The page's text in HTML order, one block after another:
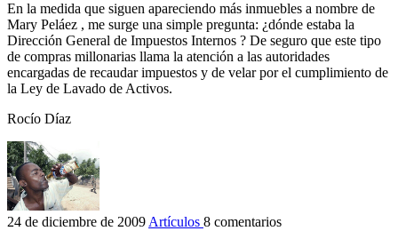
En la medida que siguen apareciendo más inmuebles a nombre de
Mary Peláez , me surge una simple pregunta: ¿dónde estaba la
Dirección General de Impuestos Internos ? De seguro que este tipo
de compras millonarias llama la atención a las autoridades
encargadas de recaudar impuestos y de velar por el cumplimiento de
la Ley de Lavado de Activos.
Rocío Díaz
24 de diciembre de 2009 Artículos 8 comentarios